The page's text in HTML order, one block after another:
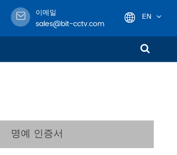
이메일
sales@bit-cctv.com
EN
français
Deutsch
명예 인증서